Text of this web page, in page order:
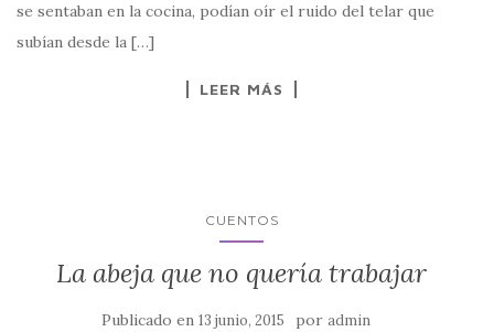
se sentaban en la cocina, podían oír el ruido del telar que
subían desde la […]
LEER MÁS
CUENTOS
La abeja que no quería trabajar
Publicado en 13 junio, 2015 por admin